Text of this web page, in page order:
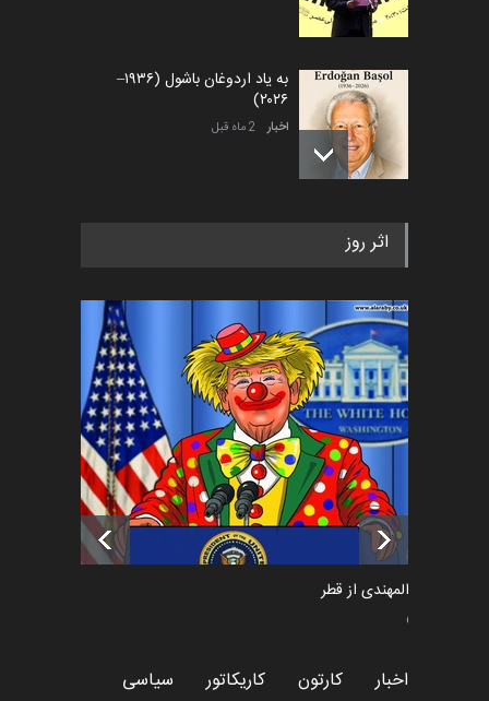
به یاد اردوغان باشول (۱۹۳۶–
۲۰۲۶)
اخبار 2 ماه قبل
رویداد کارگاهی کارتون و پوستر
اخبار 6 ماه قبل
فراخوان رویداد کارگاهی کارتون و
پوستر "ایران سربل…
اخبار 6 ماه قبل
تسلیت به همکار | سهراب خیری
اخبار 6 ماه قبل
اثر روز
سعد المهندی از قطر
سیاسی
اخبار کارتون کاریکاتور سیاسی